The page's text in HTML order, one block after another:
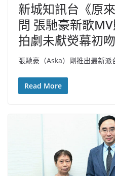
新城知訊台《原
問 張馳豪新歌
拍劇未獻熒幕初吻
張馳豪（Aska）剛推出最新派
Read More